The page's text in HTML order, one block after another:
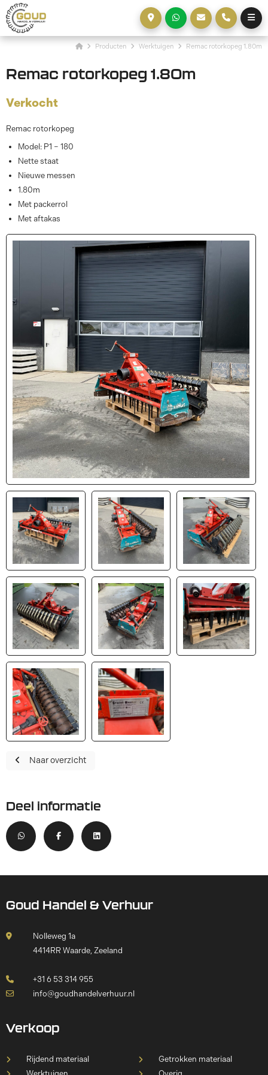
Producten Werktuigen Remac rotorkopeg 1.80m
Remac rotorkopeg 1.80m
Verkocht
Remac rotorkopeg
Model: P1 – 180
Nette staat
Nieuwe messen
1.80m
Met packerrol
Met aftakas
Naar overzicht
Deel informatie
Goud Handel & Verhuur
Nolleweg 1a
4414RR Waarde, Zeeland
+31 6 53 314 955
info@goudhandelverhuur.nl
Verkoop
Rijdend materiaal
Getrokken materiaal